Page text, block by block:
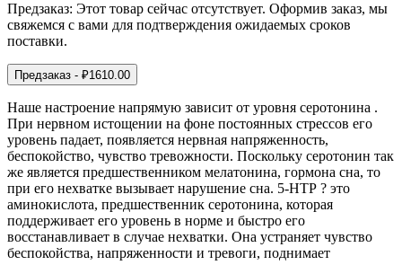
Предзаказ: Этот товар сейчас отсутствует. Оформив заказ, мы
свяжемся с вами для подтверждения ожидаемых сроков
поставки.
Предзаказ - ₽1610.00
Наше настроение напрямую зависит от уровня серотонина .
При нервном истощении на фоне постоянных стрессов его
уровень падает, появляется нервная напряженность,
беспокойство, чувство тревожности. Поскольку серотонин так
же является предшественником мелатонина, гормона сна, то
при его нехватке вызывает нарушение сна. 5-НТР ? это
аминокислота, предшественник серотонина, которая
поддерживает его уровень в норме и быстро его
восстанавливает в случае нехватки. Она устраняет чувство
беспокойства, напряженности и тревоги, поднимает